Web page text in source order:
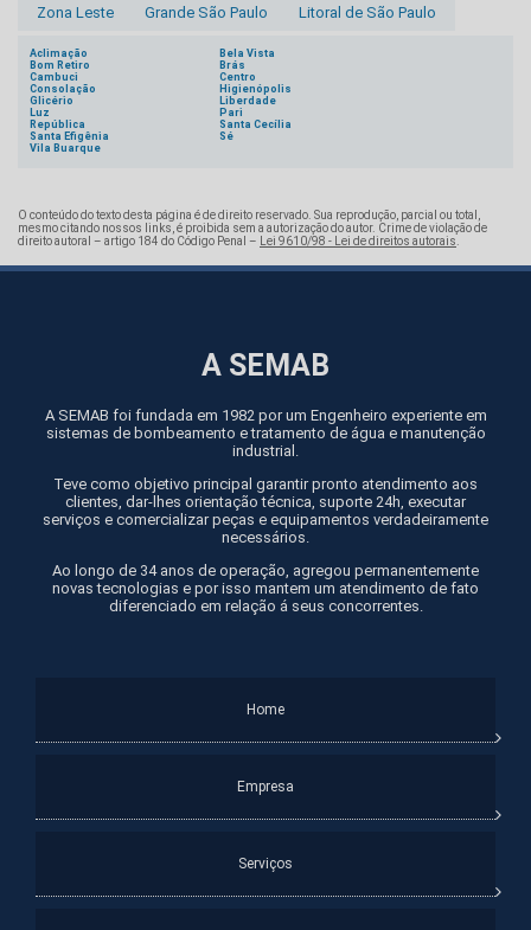
Zona Leste Grande São Paulo Litoral de São Paulo
Aclimação
Bela Vista
Bom Retiro
Brás
Cambuci
Centro
Consolação
Higienópolis
Glicério
Liberdade
Luz
Pari
República
Santa Cecília
Santa Efigênia
Sé
Vila Buarque
O conteúdo do texto desta página é de direito reservado. Sua reprodução, parcial ou total,
mesmo citando nossos links, é proibida sem a autorização do autor. Crime de violação de
direito autoral – artigo 184 do Código Penal –
Lei 9610/98 - Lei de direitos autorais
A SEMAB
A SEMAB foi fundada em 1982 por um Engenheiro experiente em
sistemas de bombeamento e tratamento de água e manutenção
industrial.
Teve como objetivo principal garantir pronto atendimento aos
clientes, dar-lhes orientação técnica, suporte 24h, executar
serviços e comercializar peças e equipamentos verdadeiramente
necessários.
Ao longo de 34 anos de operação, agregou permanentemente
novas tecnologias e por isso mantem um atendimento de fato
diferenciado em relação á seus concorrentes.
Home
Empresa
Serviços